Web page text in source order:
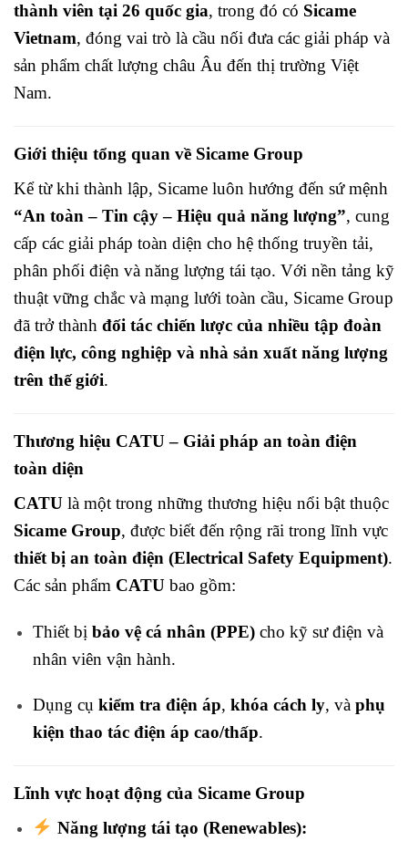
thành viên tại 26 quốc gia, trong đó có Sicame
Vietnam, đóng vai trò là cầu nối đưa các giải pháp và
sản phẩm chất lượng châu Âu đến thị trường Việt
Nam.
Giới thiệu tổng quan về Sicame Group
Kể từ khi thành lập, Sicame luôn hướng đến sứ mệnh
“An toàn – Tin cậy – Hiệu quả năng lượng”, cung
cấp các giải pháp toàn diện cho hệ thống truyền tải,
phân phối điện và năng lượng tái tạo. Với nền tảng kỹ
thuật vững chắc và mạng lưới toàn cầu, Sicame Group
đã trở thành đối tác chiến lược của nhiều tập đoàn
điện lực, công nghiệp và nhà sản xuất năng lượng
trên thế giới.
Thương hiệu CATU – Giải pháp an toàn điện
toàn diện
CATU là một trong những thương hiệu nổi bật thuộc
Sicame Group, được biết đến rộng rãi trong lĩnh vực
thiết bị an toàn điện (Electrical Safety Equipment).
Các sản phẩm CATU bao gồm:
Thiết bị bảo vệ cá nhân (PPE)cho kỹ sư điện và
nhân viên vận hành.
Dụng cụ kiểm tra điện áp, khóa cách ly, và phụ
kiện thao tác điện áp cao/thấp.
Lĩnh vực hoạt động của Sicame Group
Năng lượng tái tạo (Renewables):